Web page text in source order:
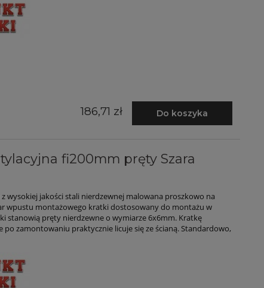
186,71 zł Do koszyka
fi200mm pręty Szara
wysokiej jakości stali nierdzewnej malowana proszkowo na
wpustu montażowego kratki dostosowany do montażu w
stanowią pręty nierdzewne o wymiarze 6x6mm. Kratkę
po zamontowaniu praktycznie licuje się ze ścianą. Standardowo,